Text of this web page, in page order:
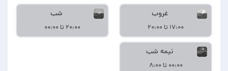
غروب
۱۷:۰۰ تا ۲۰:۰۰
شب
۲۰:۰۰ تا ۰۰:۰۰
نیمه شب
۰۰:۰۰ تا ۸:۰۰